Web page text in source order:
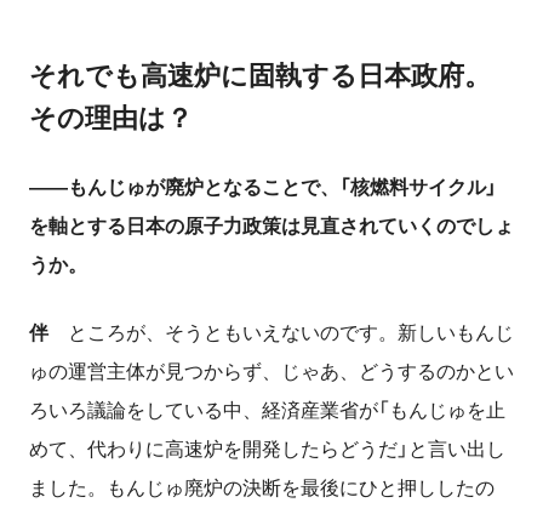
それでも高速炉に固執する日本政府。
その理由は？
――もんじゅが廃炉となることで、「核燃料サイクル」
を軸とする日本の原子力政策は見直されていくのでしょ
うか。
伴ところが、そうともいえないのです。新しいもんじ
ゅの運営主体が見つからず、じゃあ、どうするのかとい
ろいろ議論をしている中、経済産業省が「もんじゅを止
めて、代わりに高速炉を開発したらどうだ」と言い出し
ました。もんじゅ廃炉の決断を最後にひと押ししたの